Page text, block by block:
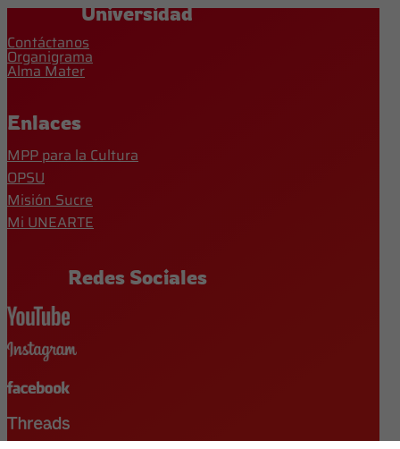
Universidad
Contáctanos
Organigrama
Alma Mater
Enlaces
MPP para la Cultura
OPSU
Misión Sucre
Mi UNEARTE
Redes Sociales